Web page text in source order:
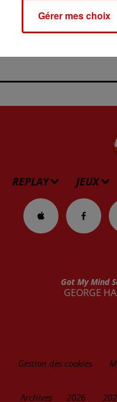
la
REPLAY JEUX
Got My Mind
GEORGE
Gestion des cookies
Archives 2026
Gérer mes choix